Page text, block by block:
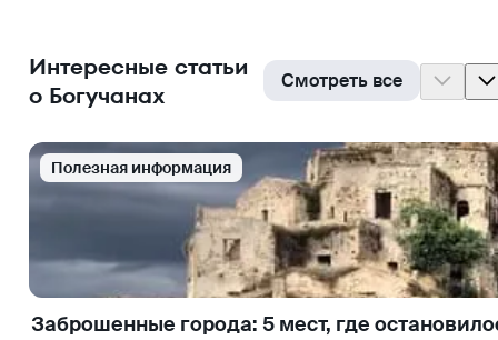
Интересные статьи
о Богучанах
Смотреть все
Полезная информация
Заброшенные города: 5 мест, где